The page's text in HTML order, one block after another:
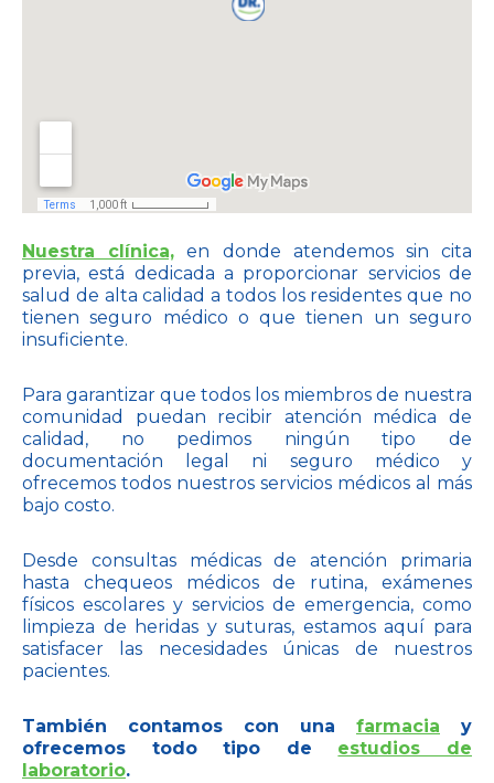
Nuestra clínica, en donde atendemos sin cita
previa, está dedicada a proporcionar servicios de
salud de alta calidad a todos los residentes que no
tienen seguro médico o que tienen un seguro
insuficiente.
Para garantizar que todos los miembros de nuestra
comunidad puedan recibir atención médica de
calidad, no pedimos ningún tipo de
documentación legal ni seguro médico y
ofrecemos todos nuestros servicios médicos al más
bajo costo.
Desde consultas médicas de atención primaria
hasta chequeos médicos de rutina, exámenes
físicos escolares y servicios de emergencia, como
limpieza de heridas y suturas, estamos aquí para
satisfacer las necesidades únicas de nuestros
pacientes.
También contamos con una farmacia y
ofrecemos todo tipo de estudios de
laboratorio.